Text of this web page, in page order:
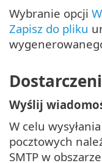
Wybranie opcji
Zapisz do pliku
Wyślij
W celu
pocztowych
SMTP w obszarze